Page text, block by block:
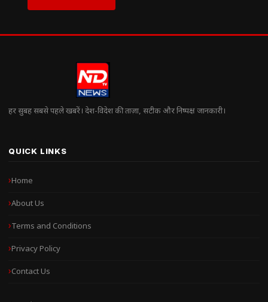
हर सुबह सबसे पहले खबरें। देश-विदेश की ताज़ा, सटीक और निष्पक्ष जानकारी।
QUICK LINKS
Home
About Us
Terms and Conditions
Privacy Policy
Contact Us